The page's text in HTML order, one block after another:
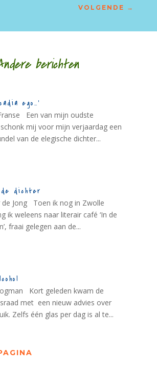
VOLGENDE →
berichten
ego…’
Een van mijn oudste
mij voor mijn verjaardag een
van de elegische dichter...
de dichter
de Jong Toen ik nog in Zwolle
ik weleens naar literair café ‘In de
fraai gelegen aan de...
Kort geleden kwam de
met een nieuw advies over
Zelfs één glas per dag is al te...